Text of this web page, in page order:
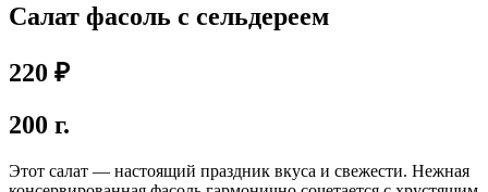
Салат фасоль с сельдереем
220 ₽
200 г.
Этот салат — настоящий праздник вкуса и свежести. Нежная